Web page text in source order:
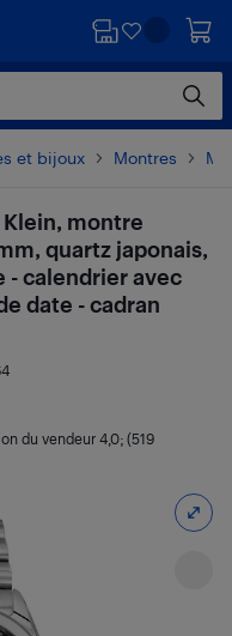
et bijoux Montres
montre
quartz japonais,
- calendrier avec
date - cadran
du vendeur 4,0; (519